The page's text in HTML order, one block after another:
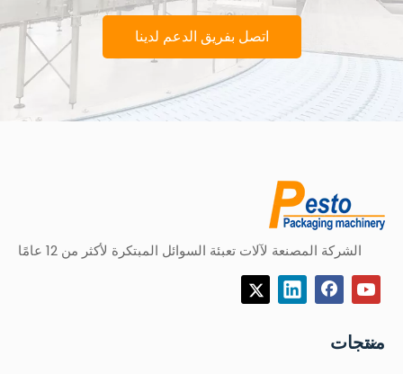
اتصل بفريق الدعم لدينا
الشركة المصنعة لآلات تعبئة السوائل المبتكرة لأكثر من 12 عامًا
منتجات